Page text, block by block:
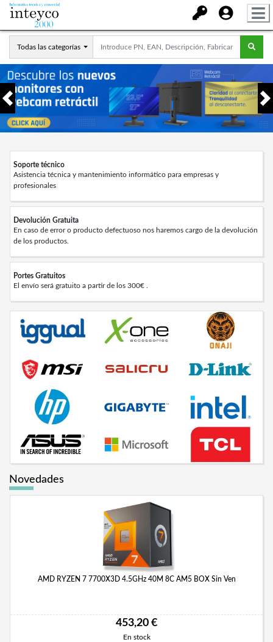
Todas las categorías
Anterior
Soporte técnico
Asistencia técnica y mantenimiento informático para empresas y
profesionales
Devolución Gratuita
En caso de error o producto defectuoso nos haremos cargo de la devolución
de los productos.
Portes Gratuitos
El envío será gratuito a partir de los 300€ .
Novedades
AMD RYZEN 7 7700X3D 4.5GHz 40M 8C AM5 BOX Sin Ven
453,20 €
En stock